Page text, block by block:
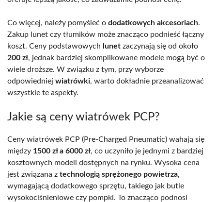
Co więcej, należy pomyśleć o dodatkowych akcesoriach.
Zakup lunet czy tłumików może znacząco podnieść łączny
koszt. Ceny podstawowych lunet zaczynają się od około
200 zł, jednak bardziej skomplikowane modele mogą być o
wiele droższe. W związku z tym, przy wyborze
odpowiedniej wiatrówki, warto dokładnie przeanalizować
wszystkie te aspekty.
Jakie są ceny wiatrówek PCP?
Ceny wiatrówek PCP (Pre-Charged Pneumatic) wahają się
między 1500 zł a 6000 zł, co uczyniło je jednymi z bardziej
kosztownych modeli dostępnych na rynku. Wysoka cena
jest związana z technologią sprężonego powietrza,
wymagającą dodatkowego sprzętu, takiego jak butle
wysokociśnieniowe czy pompki. To znacząco podnosi